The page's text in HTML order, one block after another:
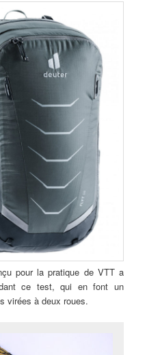
pour la pratique de VTT a
ce test, qui en font un
virées à deux roues.